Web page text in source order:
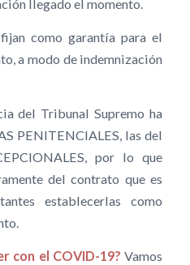
llegado el momento.
como garantía para el
a modo de indemnización
del Tribunal Supremo ha
PENITENCIALES, las del
por lo que
del contrato que es
establecerlas como
con el COVID-19? Vamos